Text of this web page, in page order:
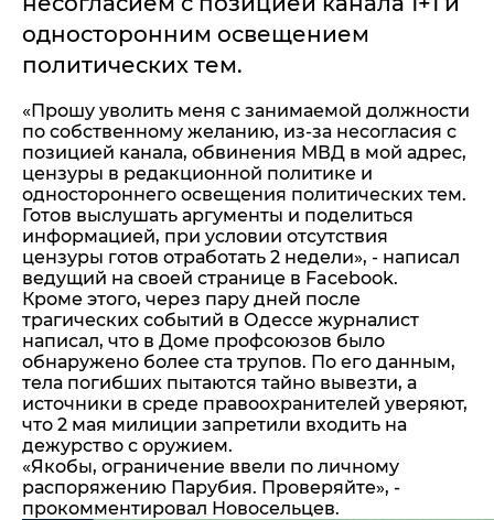
односторонним освещением
политических тем.
«Прошу уволить меня с занимаемой должности
по собственному желанию, из-за несогласия с
позицией канала, обвинения МВД в мой адрес,
цензуры в редакционной политике и
одностороннего освещения политических тем.
Готов выслушать аргументы и поделиться
информацией, при условии отсутствия
цензуры готов отработать 2 недели», - написал
ведущий на своей странице в Facebook.
Кроме этого, через пару дней после
трагических событий в Одессе журналист
написал, что в Доме профсоюзов было
обнаружено более ста трупов. По его данным,
тела погибших пытаются тайно вывезти, а
источники в среде правоохранителей уверяют,
что 2 мая милиции запретили входить на
дежурство с оружием.
«Якобы, ограничение ввели по личному
распоряжению Парубия. Проверяйте», -
прокомментировал Новосельцев.